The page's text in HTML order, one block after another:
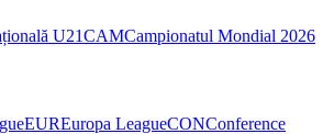
U21CAMCampionatul Mondial 2026
EUREuropa LeagueCONConference